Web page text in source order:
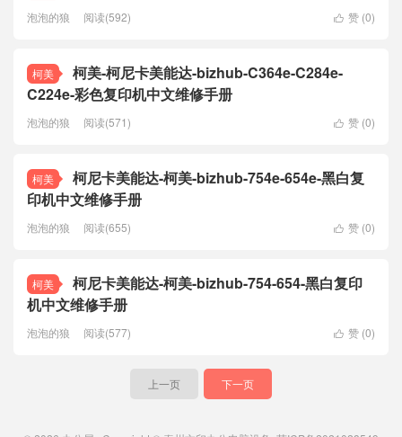
 赞 (0)
泡泡的狼 阅读(592)
柯美
柯美-柯尼卡美能达-bizhub-C364e-C284e-
C224e-彩色复印机中文维修手册
 赞 (0)
泡泡的狼 阅读(571)
柯美
柯尼卡美能达-柯美-bizhub-754e-654e-黑白复
印机中文维修手册
 赞 (0)
泡泡的狼 阅读(655)
柯美
柯尼卡美能达-柯美-bizhub-754-654-黑白复印
机中文维修手册
 赞 (0)
泡泡的狼 阅读(577)
上一页 下一页